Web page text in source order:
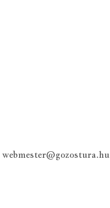
webmester@gozostura.hu